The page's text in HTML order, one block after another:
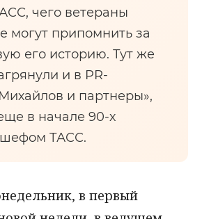
чего ветераны
могут припомнить за
его историю. Тут же
и в PR-
и партнеры»,
в начале 90-х
ТАСС.
в первый